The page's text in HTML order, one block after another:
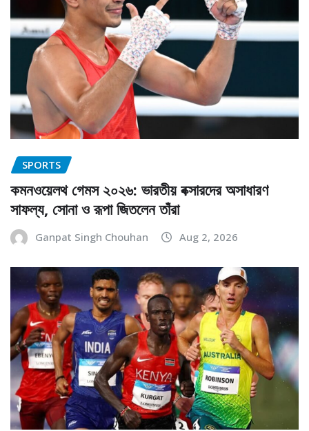
SPORTS
কমনওয়েলথ গেমস ২০২৬: ভারতীয় বক্সারদের অসাধারণ
সাফল্য, সোনা ও রূপা জিতলেন তাঁরা
Ganpat Singh Chouhan Aug 2, 2026